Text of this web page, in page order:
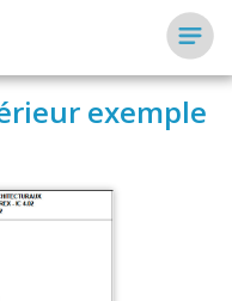
exemple